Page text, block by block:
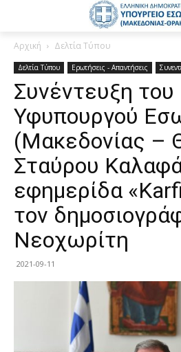
Αρχική Δελτία Τύπου
Δελτία Τύπου Ερωτήσεις - Απαντήσεις
Συνέντευξη του
Υφυπουργού
(Μακεδονίας –
Σταύρου
εφημερίδα
τον
Νεοχωρίτη
2021-09-11